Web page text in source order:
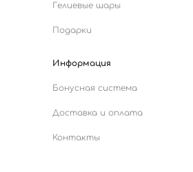
Гелиевые шары
Подарки
Информация
Бонусная система
Доставка и оплата
Контакты